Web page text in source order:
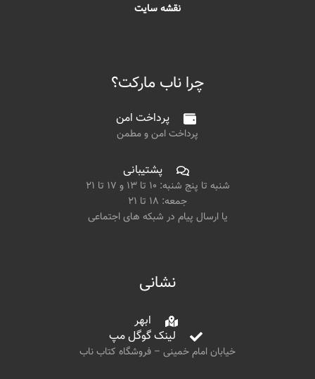
نقشه سایت
چرا ناب مارکت؟
پرداخت امن
پرداخت امن و مطمن
پشتیبانی
شنبه تا پنج شنبه: ۱۰ تا ۱۳ و ۱۷ تا ۲۱
جمعه: ۱۸ تا ۲۱
یا ارسال پیام در شبکه های اجتماعی
نشانی
ابهر
لینک گوگل مپ
خیابان امام خمینی – فروشگاه کتاب ناب